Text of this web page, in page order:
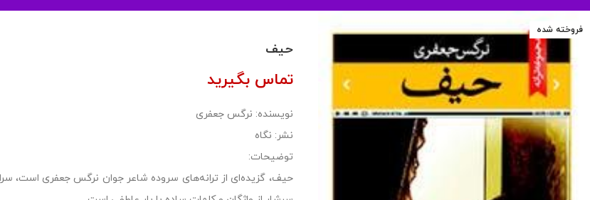
فروخته شده
حیف
تماس بگیرید
نویسنده: نرگس جعفری
نشر: نگاه
توضیحات:
حیف، گزیده‌ای از ترانه‌های سروده شاعر جوان نرگس جعفری است،